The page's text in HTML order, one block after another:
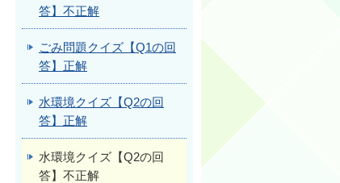
答】不正解
ごみ問題クイズ【Q1の回
答】正解
水環境クイズ【Q2の回
答】正解
水環境クイズ【Q2の回
答】不正解